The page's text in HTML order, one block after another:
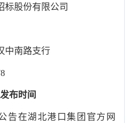
股份有限公司
中南路支行
布时间
告在湖北港口集团官方网